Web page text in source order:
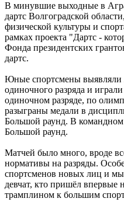
В минувшие выходные в
дартс Волгоградской
физической культуры и
рамках проекта "Дартс -
Фонда президентских
дартс.
Юные спортсмены выявляли
одиночного разряда и
одиночном разряде, по
разыграны медали в
Большой раунд. В
Большой раунд.
Матчей было много, вроде
нормативы на разряды.
спортсменов новых лиц и мы
девчат, кто пришёл впервые
трамплином к большим